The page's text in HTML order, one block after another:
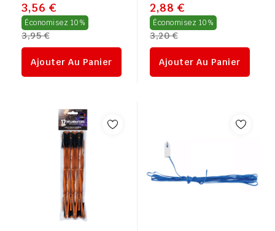
3,56 €
Économisez 10% Prix
régulier
3,95 €
Ajouter Au Panier
2,88 €
Économisez 10% Prix
régulier
3,20 €
Ajouter Au Panier